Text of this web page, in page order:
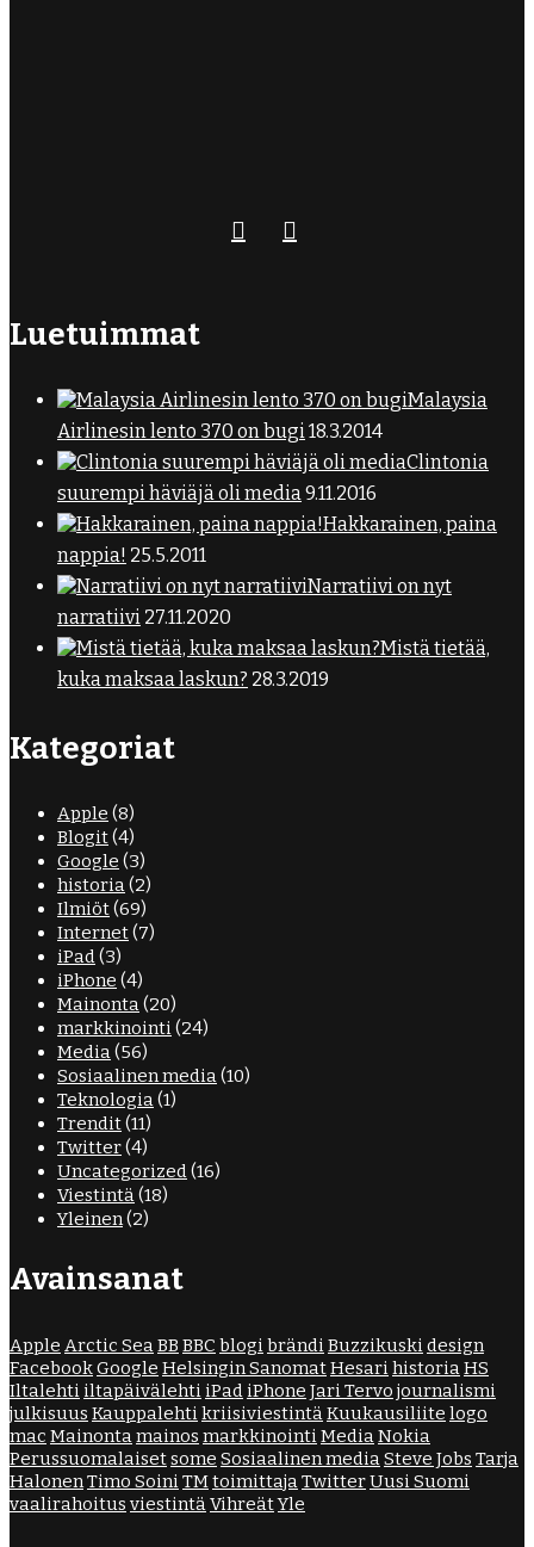
Luetuimmat
Malaysia
Airlinesin lento 370 on bugi18.3.2014
Clintonia
suurempi häviäjä oli media9.11.2016
Hakkarainen, paina
nappia! 25.5.2011
Narratiivi on nyt
narratiivi 27.11.2020
Mistä tietää,
kuka maksaa laskun? 28.3.2019
Kategoriat
Apple (8)
Blogit(4)
Google (3)
historia(2)
Ilmiöt(69)
Internet(7)
iPad(3)
iPhone (4)
Mainonta(20)
markkinointi(24)
Media(56)
Sosiaalinen media(10)
Teknologia(1)
Trendit(11)
Twitter(4)
Uncategorized(16)
Viestintä(18)
Yleinen(2)
Avainsanat
Apple Arctic SeaBB BBC blogibrändiBuzzikuskidesign
FacebookGoogle Helsingin SanomatHesarihistoriaHS
Iltalehti iltapäivälehti iPad iPhone Jari Tervo journalismi
julkisuus KauppalehtikriisiviestintäKuukausiliite logo
mac Mainontamainos markkinointiMediaNokia
Perussuomalaisetsome Sosiaalinen mediaSteve Jobs Tarja
HalonenTimo SoiniTMtoimittajaTwitterUusi Suomi
vaalirahoitus viestintäVihreätYle